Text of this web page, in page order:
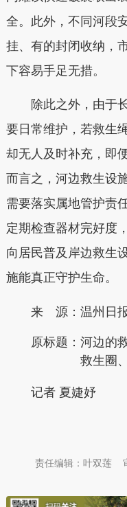
全。此外，不同河段
挂、有的封闭收纳，
下容易手足无措。
除此之外，由于长
要日常维护，若救生
却无人及时补充，即
而言之，河边救生设
需要落实属地管护责
定期检查器材完好度
向居民普及岸边救生
施能真正守护生命。
来 源：温州日
原标题： 河边的
救生圈
记者 夏婕妤
责任编辑：叶双莲